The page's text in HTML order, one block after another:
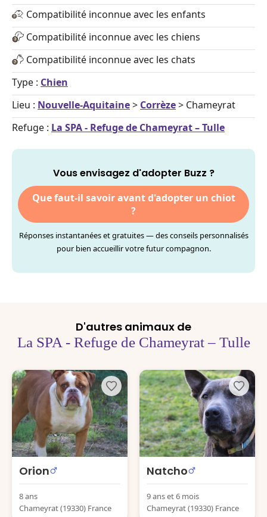
Compatibilité inconnue avec les enfants
Compatibilité inconnue avec les chiens
Compatibilité inconnue avec les chats
Type : Chien
Lieu : Nouvelle-Aquitaine> Corrèze> Chameyrat
Refuge : La SPA - Refuge de Chameyrat – Tulle
Vous envisagez d'adopter Buzz ?
Que faut-il savoir avant d'adopter un chiot
?
Réponses instantanées et gratuites — des conseils personnalisés
pour bien accueillir votre futur compagnon.
D'autres animaux de
La SPA - Refuge de Chameyrat – Tulle
Orion
8 ans
Chameyrat (19330) France
Natcho
9 ans et 6 mois
Chameyrat (19330) France